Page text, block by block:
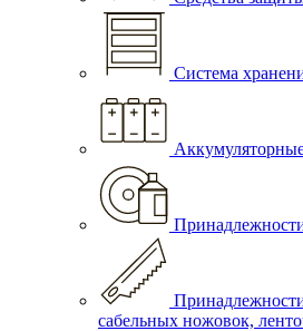
Система
сабельных ножовок,